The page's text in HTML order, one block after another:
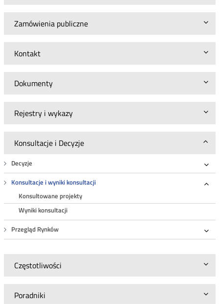
Zamówienia publiczne
Kontakt
Dokumenty
Rejestry i wykazy
Konsultacje i Decyzje
Decyzje
Konsultacje i wyniki konsultacji
Konsultowane projekty
Wyniki konsultacji
Przegląd Rynków
Częstotliwości
Poradniki